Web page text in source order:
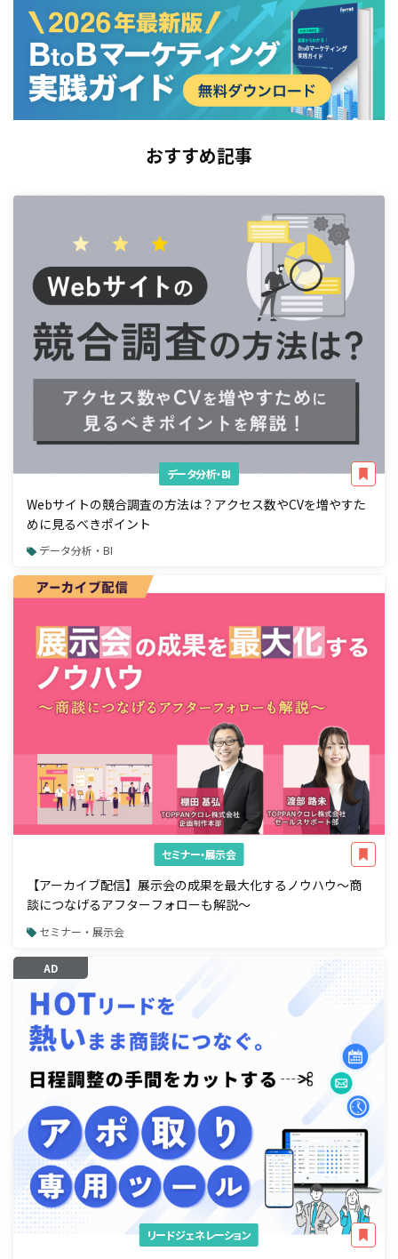
おすすめ記事
データ分析・BI
Webサイトの競合調査の方法は？アクセス数やCVを増やすた
めに見るべきポイント
データ分析・BI
セミナー・展示会
【アーカイブ配信】展示会の成果を最大化するノウハウ～商
談につなげるアフターフォローも解説～
セミナー・展示会
AD
リードジェネレーション